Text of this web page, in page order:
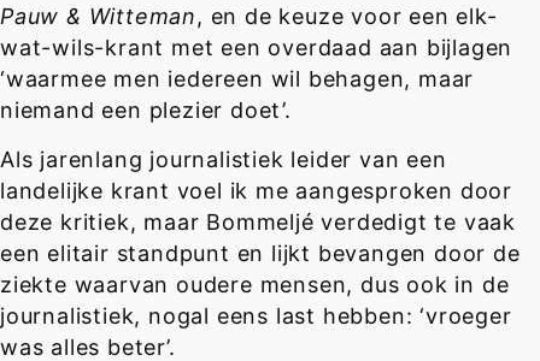
Pauw & Witteman, en de keuze voor een elk-
wat-wils-krant met een overdaad aan bijlagen
‘waarmee men iedereen wil behagen, maar
niemand een plezier doet’.
Als jarenlang journalistiek leider van een
landelijke krant voel ik me aangesproken door
deze kritiek, maar Bommeljé verdedigt te vaak
een elitair standpunt en lijkt bevangen door de
ziekte waarvan oudere mensen, dus ook in de
journalistiek, nogal eens last hebben: ‘vroeger
was alles beter’.